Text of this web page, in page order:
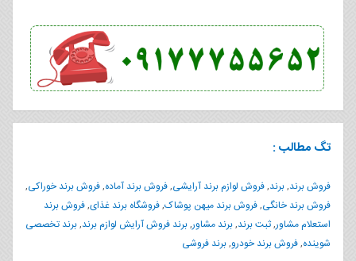
تگ مطالب :
فروش برند,برند,فروش لوازم برند آرایشی,فروش برند آماده,فروش برند خوراکی,
فروش برند خانگی,فروش برند میهن پوشاک,فروشگاه برند غذای,فروش برند
استعلام مشاور,ثبت برند,برند مشاور,برند فروش آرایش لوازم برند,برند تخصصی
شوینده,فروش برند خودرو,برند فروشی